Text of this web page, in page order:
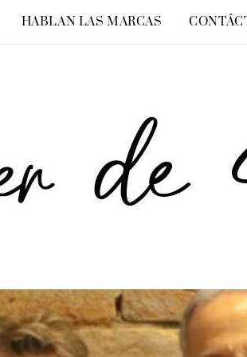
HABLAN LAS MARCAS